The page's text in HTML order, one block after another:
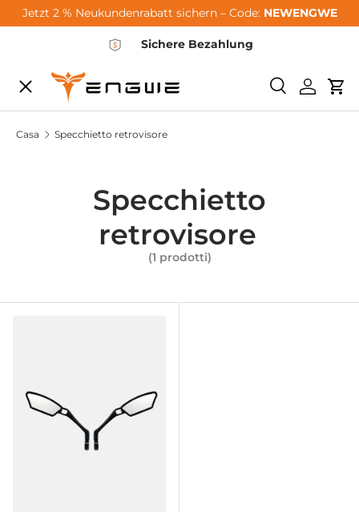
Vai al contenuto
Jetzt 2 % Neukundenrabatt sichern – Code: NEWENGWE
Sichere Bezahlung
Login
Menu
City-Sale
Casa Specchietto retrovisore
Specchietto
retrovisore
(1 prodotti)